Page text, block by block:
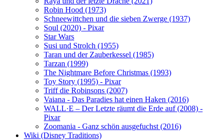
Robin Hood (1973)
Schneewittchen und die sieben Zwerge (1937)
Soul (2020) - Pixar
Star Wars
Susi und Strolch (1955)
Taran und der Zauberkessel (1985)
Tarzan (1999)
The Nightmare Before Christmas (1993)
Toy Story (1995) - Pixar
Triff die Robinsons (2007)
Vaiana - Das Paradies hat einen Haken (2016)
WALL·E – Der Letzte räumt die Erde auf (2008) -
Pixar
Zoomania - Ganz schön ausgefuchst (2016)
Wiki (Disney Traditions)